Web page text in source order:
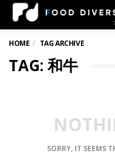
HOME TAG ARCHIVE
TAG: 和牛
SORRY, IT SEEMS